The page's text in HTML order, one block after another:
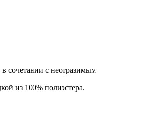
сочетании с неотразимым
из 100% полиэстера.